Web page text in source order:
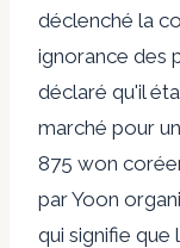
déclenché la
ignorance des
déclaré qu'il
marché pour
875 won
par Yoon
qui signifie que